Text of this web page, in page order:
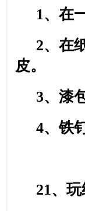
1、在
2、在
皮。
3、漆
4、铁
21、